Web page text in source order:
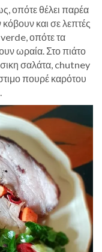
οπότε θέλει παρέα
κόβουν και σε λεπτές
οπότε τα
ωραία. Στο πιάτο
σαλάτα, chutney
πουρέ καρότου